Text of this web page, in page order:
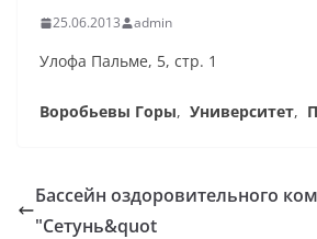
25.06.2013 admin
Улофа Пальме, 5, стр. 1
Воробьевы Горы, Университет,
Бассейн оздоровительного
"Сетунь&quot